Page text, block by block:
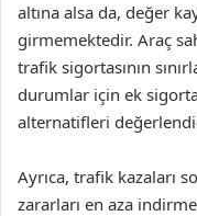
altına alsa da, değer
girmemektedir. Araç
trafik sigortasının
durumlar için ek
alternatifleri
Ayrıca, trafik kazaları
zararları en aza